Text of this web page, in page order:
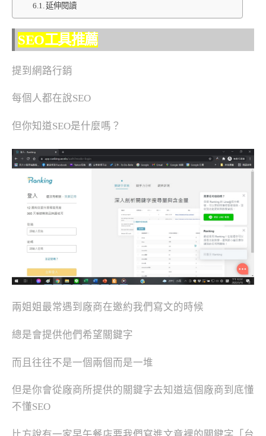
延伸閱讀
SEO工具推薦
提到網路行銷
每個人都在說SEO
但你知道SEO是什麼嗎？
兩姐姐最常遇到廠商在邀約我們寫文的時候
總是會提供他們希望關鍵字
而且往往不是一個兩個而是一堆
但是你會從廠商所提供的關鍵字去知道這個廠商到底懂
不懂SEO